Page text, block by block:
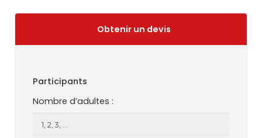
Obtenir un devis
Participants
Nombre d’adultes :